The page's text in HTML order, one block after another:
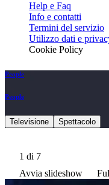
Help e Faq
Info e contatti
Termini del servizio
Utilizzo dati e
Cookie Policy
People
People
Televisione Spettacolo
1 di 7
Avvia slideshow